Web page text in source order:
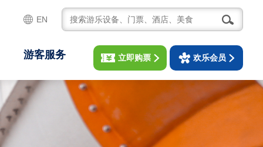
游客服务
EN
立即购票 欢乐会员